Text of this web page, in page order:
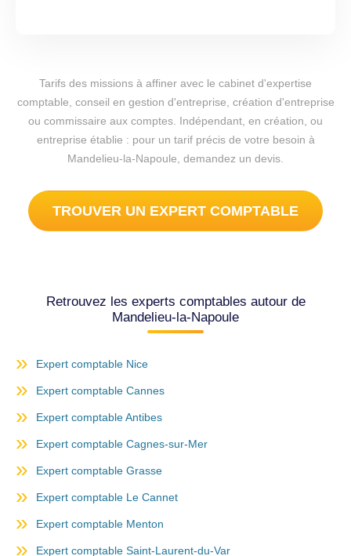
Tarifs des missions à affiner avec le cabinet d'expertise
comptable, conseil en gestion d'entreprise, création d'entreprise
ou commissaire aux comptes. Indépendant, en création, ou
entreprise établie : pour un tarif précis de votre besoin à
Mandelieu-la-Napoule, demandez un devis.
TROUVER UN EXPERT COMPTABLE
Retrouvez les experts comptables autour de
Mandelieu-la-Napoule
Expert comptable Nice
Expert comptable Cannes
Expert comptable Antibes
Expert comptable Cagnes-sur-Mer
Expert comptable Grasse
Expert comptable Le Cannet
Expert comptable Menton
Expert comptable Saint-Laurent-du-Var